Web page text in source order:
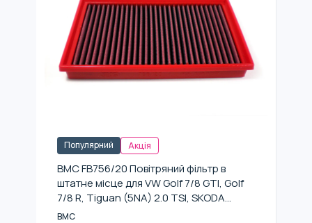
Популярний Акція
BMC FB756/20 Повітряний фільтр в
штатне місце для VW Golf 7/8 GTI, Golf
7/8 R, Tiguan (5NA) 2.0 TSI, SKODA
Octavia RS220
BMC